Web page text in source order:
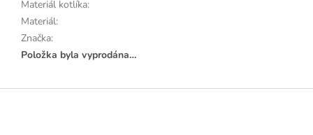
Materiál kotlíka:
Materiál:
Značka:
Položka byla vyprodána…
Z